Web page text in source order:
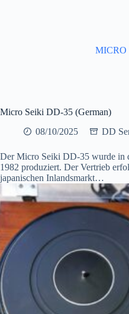
MICRO
Micro Seiki DD-35 (German)
08/10/2025
DD
Der Micro Seiki DD-35 wurde in
1982 produziert. Der Vertrieb
japanischen Inlandsmarkt…